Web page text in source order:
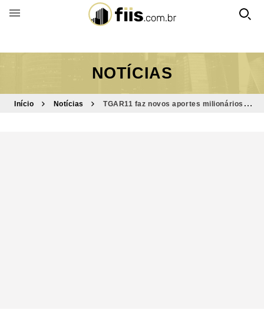
BUSCAR POR FUNDO
NOTÍCIAS
Início Notícias
TGAR11 faz novos aportes milionários e